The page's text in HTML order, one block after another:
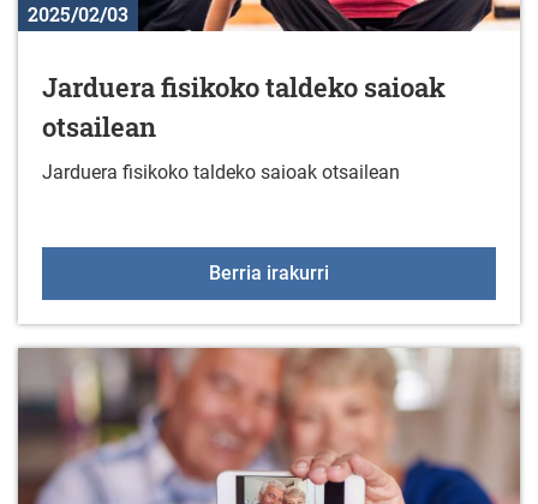
2025/02/03
Jarduera fisikoko taldeko saioak
otsailean
Jarduera fisikoko taldeko saioak otsailean
Berria irakurri